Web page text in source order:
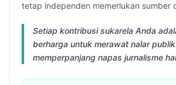
tetap independen memerlukan sumber
Setiap kontribusi sukarela Anda
berharga untuk merawat nalar
memperpanjang napas jurnalisme